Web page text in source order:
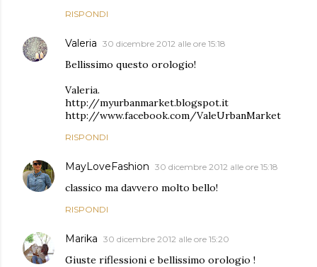
RISPONDI
Valeria 30 dicembre 2012 alle ore 15:18
Bellissimo questo orologio!
Valeria.
http://myurbanmarket.blogspot.it
http://www.facebook.com/ValeUrbanMarket
RISPONDI
MayLoveFashion 30 dicembre 2012 alle ore 15:18
classico ma davvero molto bello!
RISPONDI
Marika 30 dicembre 2012 alle ore 15:20
Giuste riflessioni e bellissimo orologio !